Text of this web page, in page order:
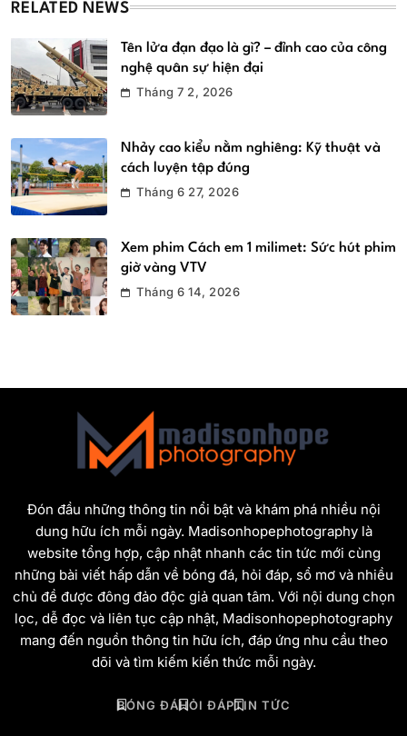
RELATED NEWS
Tên lửa đạn đạo là gì? – đỉnh cao của công
nghệ quân sự hiện đại
Tháng 7 2, 2026
Nhảy cao kiểu nằm nghiêng: Kỹ thuật và
cách luyện tập đúng
Tháng 6 27, 2026
Xem phim Cách em 1 milimet: Sức hút phim
giờ vàng VTV
Tháng 6 14, 2026
Đón đầu những thông tin nổi bật và khám phá nhiều nội
dung hữu ích mỗi ngày. Madisonhopephotography là
website tổng hợp, cập nhật nhanh các tin tức mới cùng
những bài viết hấp dẫn về bóng đá, hỏi đáp, sổ mơ và nhiều
chủ đề được đông đảo độc giả quan tâm. Với nội dung chọn
lọc, dễ đọc và liên tục cập nhật, Madisonhopephotography
mang đến nguồn thông tin hữu ích, đáp ứng nhu cầu theo
dõi và tìm kiếm kiến thức mỗi ngày.
BÓNG ĐÁHỎI ĐÁPTIN TỨC